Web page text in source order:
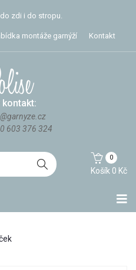
zdi i do stropu.
montáže garnýží Kontakt
kontakt:
603 376 324
Košík
0
0 Kč